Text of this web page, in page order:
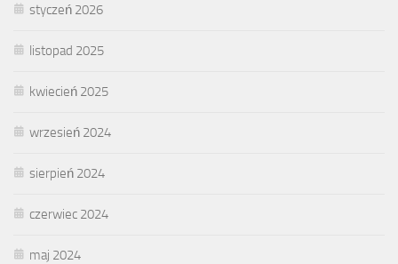
styczeń 2026
listopad 2025
kwiecień 2025
wrzesień 2024
sierpień 2024
czerwiec 2024
maj 2024